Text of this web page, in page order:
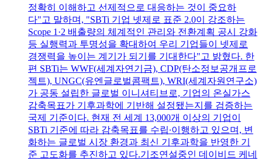
정확히 이해하고 선제적으로 대응하는 것이 중요하
다"고 말하며, "SBTi 기업 넷제로 표준 2.0이 강조하는
Scope 1·2 배출량의 체계적인 관리와 전환계획 공시 강화
등 실행력과 투명성을 확대하여 우리 기업들이 넷제로
경쟁력을 높이는 계기가 되기를 기대한다"고 밝혔다. 한
편 SBTi는 WWF(세계자연기금), CDP(탄소정보공개프로
젝트), UNGC(유엔글로벌콤팩트), WRI(세계자원연구소)
가 공동 설립한 글로벌 이니셔티브로, 기업의 온실가스
감축목표가 기후과학에 기반해 설정됐는지를 검증하는
국제 기준이다. 현재 전 세계 13,000개 이상의 기업이
SBTi 기준에 따라 감축목표를 수립∙이행하고 있으며, 변
화하는 글로벌 시장 환경과 최신 기후과학을 반영한 기
준 고도화를 추진하고 있다.기조연설중인 데이비드 케네